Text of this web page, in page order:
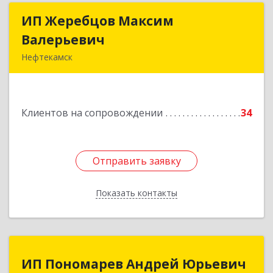
ИП Жеребцов Максим
Валерьевич
Нефтекамск
Клиентов на сопровождении 34
Отправить заявку
Показать контакты
ИП Жеребцов Максим
Подробнее
Отправить заявку
Назад
ИП Пономарев Андрей Юрьевич
ИП Пономарев Андрей Юрьевич